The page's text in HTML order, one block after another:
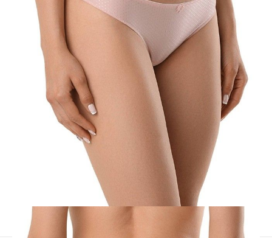
Korzyści modelu:
- z niskim stanem;
- bawełniany klin;
- dół bielizny zszyty płaskim szwem.
1009020520010693
poliamid 80%; elastan 20%; podszewka klinowa: bawełna 100%
Udostępnij produkt
Podmiot odpowiedzialny
EuroTrade Tex Sp z o.o.
Św. Teresy 91
91-341, Łódź, Polska
+48 500-503-636
info@conteshop.pl
Ten produkt nie ma pytań Możesz zadać pytanie, klikając przycisk
Wyślij